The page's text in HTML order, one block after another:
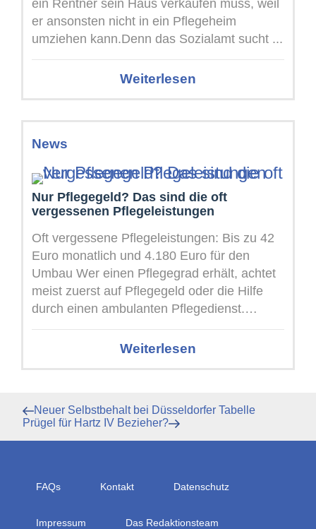
ein Rentner sein Haus verkaufen muss, weil
er ansonsten nicht in ein Pflegeheim
umziehen kann.Denn das Sozialamt sucht ...
Weiterlesen
News
Nur Pflegegeld? Das sind die oft
vergessenen Pflegeleistungen
Oft vergessene Pflegeleistungen: Bis zu 42
Euro monatlich und 4.180 Euro für den
Umbau Wer einen Pflegegrad erhält, achtet
meist zuerst auf Pflegegeld oder die Hilfe
durch einen ambulanten Pflegedienst.
Daneben ...
Weiterlesen
Beitragsnavigation
Vorheriger
Beitrag
Neuer Selbstbehalt bei Düsseldorfer Tabelle
Nächster
Prügel für Hartz IV Bezieher?
FAQs Kontakt Datenschutz
Impressum Das Redaktionsteam